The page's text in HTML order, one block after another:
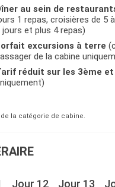
au sein de
1 repas, croisières de 5
jours et plus 4 repas)
excursions à terre
de la cabine
réduit sur les 3ème
la catégorie de cabine.
Jour 12 Jour 13